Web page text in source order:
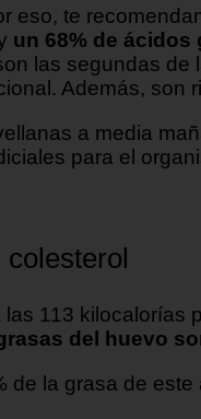
eso, te
un 68% de
las segundas
Además,
a media
para el
113
del huevo
la grasa de